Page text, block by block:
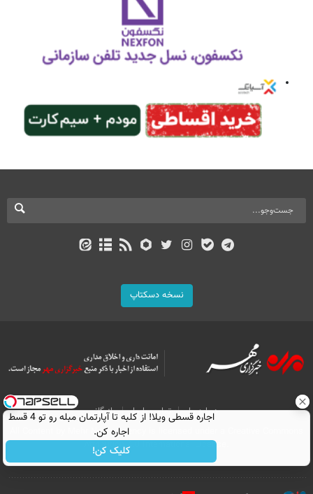
نسخه دسکتاپ
درباره ما تماس با ما
بازرگانی
All Content by Mehr News Agency is licensed under a Creative Commons
Attribution 4.0 International License.
اجاره‌ قسطی ویلا! از کلبه تا آپارتمان مبله رو تو 4 قسط
اجاره کن.
کلیک کن!